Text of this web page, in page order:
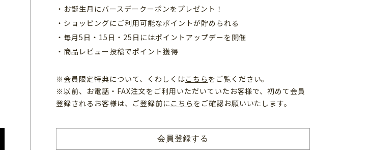
・お誕生月にバースデークーポンをプレゼント！
・ショッピングにご利用可能なポイントが貯められる
・毎月5日・15日・25日にはポイントアップデーを開催
・商品レビュー投稿でポイント獲得
※会員限定特典について、くわしくはこちら をご覧ください。
※以前、お電話・FAX注文をご利用いただいていたお客様で、初めて会員
登録されるお客様は、ご登録前に こちら をご確認お願いいたします。
会員登録する